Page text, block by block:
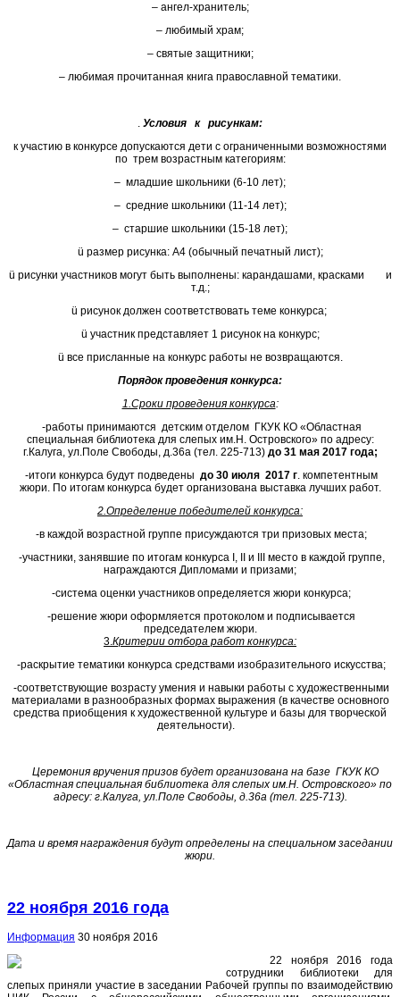
– ангел-хранитель;
– любимый храм;
– святые защитники;
– любимая прочитанная книга православной тематики.
. Условия к рисункам:
к участию в конкурсе допускаются дети с ограниченными возможностями
по трем возрастным категориям:
– младшие школьники (6-10 лет);
– средние школьники (11-14 лет);
– старшие школьники (15-18 лет);
ü размер рисунка: А4 (обычный печатный лист);
ü рисунки участников могут быть выполнены: карандашами, красками и
т.д.;
ü рисунок должен соответствовать теме конкурса;
ü участник представляет 1 рисунок на конкурс;
ü все присланные на конкурс работы не возвращаются.
Порядок проведения конкурса:
1.Сроки проведения конкурса:
-работы принимаются детским отделом ГКУК КО «Областная
специальная библиотека для слепых им.Н. Островского» по адресу:
г.Калуга, ул.Поле Свободы, д.36а (тел. 225-713) до 31 мая 2017 года;
-итоги конкурса будут подведены до 30 июля 2017 г. компетентным
жюри. По итогам конкурса будет организована выставка лучших работ.
2.Определение победителей конкурса:
-в каждой возрастной группе присуждаются три призовых места;
-участники, занявшие по итогам конкурса I, II и III место в каждой группе,
награждаются Дипломами и призами;
-система оценки участников определяется жюри конкурса;
-решение жюри оформляется протоколом и подписывается
председателем жюри.
3.Критерии отбора работ конкурса:
-раскрытие тематики конкурса средствами изобразительного искусства;
-соответствующие возрасту умения и навыки работы с художественными
материалами в разнообразных формах выражения (в качестве основного
средства приобщения к художественной культуре и базы для творческой
деятельности).
Церемония вручения призов будет организована на базе ГКУК КО
«Областная специальная библиотека для слепых им.Н. Островского» по
адресу: г.Калуга, ул.Поле Свободы, д.36а (тел. 225-713).
Дата и время награждения будут определены на специальном заседании
жюри.
22 ноября 2016 года
Информация 30 ноября 2016
22 ноября 2016 года
сотрудники библиотеки для
слепых приняли участие в заседании Рабочей группы по взаимодействию